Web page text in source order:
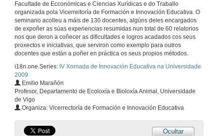
Facultade de Ecconómicas e Ciencias Xurídicas e do Traballo
organizada pola Vicerreitoría de Formación e Innovación Educativa. O
seminario acolleu a máis de 130 docentes, algúns deles encargados
de expoñer as súas experiencias resumidas nun total de 60 relatorios
nos que deron a coñecer as dificultades e logros acadados cos seus
proxectos e iniciativas, que serviron como exemplo para outros
docentes que están a poñer en práctica os seus propios métodos.
i18n.one.Series: IV Xornada de Innovación Educativa na Universidade.
2009
Emilio Marañón
Profesor, Departamento de Ecoloxía e Bioloxía Animal, Universidade
de Vigo
Organiza: Vicerrectoría de Formación e Innovación Educativa
Ocultar
3 MINUTOS, 3 NOTICIAS.
Unha experiencia en busca do aprendizaxe significativa e a formación de profesionais reflexivos na materia Fundamentos de fisioterapia.
11 de dec. de 2009
11 de dec. de 2009
Implantación dun proceso de avaliación continua cunha plataforma de telensino.
11 de dec. de 2009